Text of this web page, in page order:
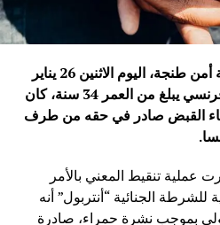
تمكنت عناصر الشرطة بولاية أمن طنجة، اليوم الاثنين 26 يناير
الجاري، من توقيف مواطن فرنسي يبلغ من العمر 34 سنة، كان
القبض صادر في حقه من طرف
.
تنقيط المعني بالأمر
للشرطة الجنائية “أنتربول” أنه
بموجب نشرة حمراء، صادرة